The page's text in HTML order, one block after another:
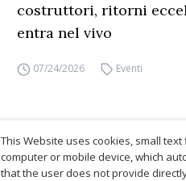
costruttori, ritorni
entra nel vivo
07/24/2026 Eventi
This Website uses cookies, small
computer or mobile device, which
that the user does not provide